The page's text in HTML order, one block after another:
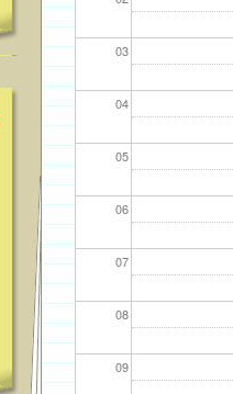
03
04
05
06
07
08
09